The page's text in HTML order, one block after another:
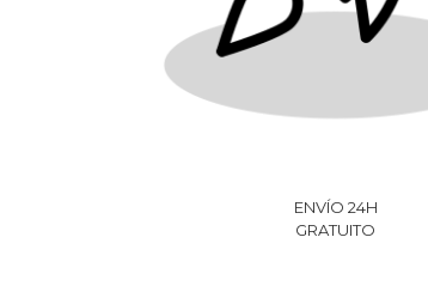
ENVÍO 24H
GRATUITO
Garantía